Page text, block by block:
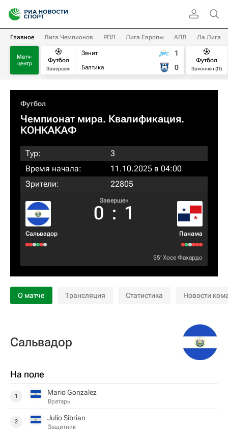
Главное Лига Чемпионов РПЛ Лига Европы АПЛ Ла Лига
Матч-
центр
Футбол
Завершен
Зенит
Балтика
1
0
Футбол
Закончен (П)
Футбол
Чемпионат мира. Квалификация.
КОНКАКАФ
Тур:
3
Время начала:
11.10.2025 в 04:00
Зрители:
22805
Сальвадор
Завершен
0 : 1
Панама
55‎’‎ Хосе Фахардо
О матче Трансляция Статистика Новости
Сальвадор
На поле
1 Mario Gonzalez
Вратарь
2 Julio Sibrian
Защитник